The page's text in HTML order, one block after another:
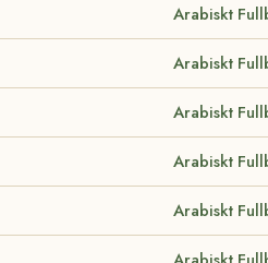
Arabiskt
Arabiskt
Arabiskt
Arabiskt
Arabiskt